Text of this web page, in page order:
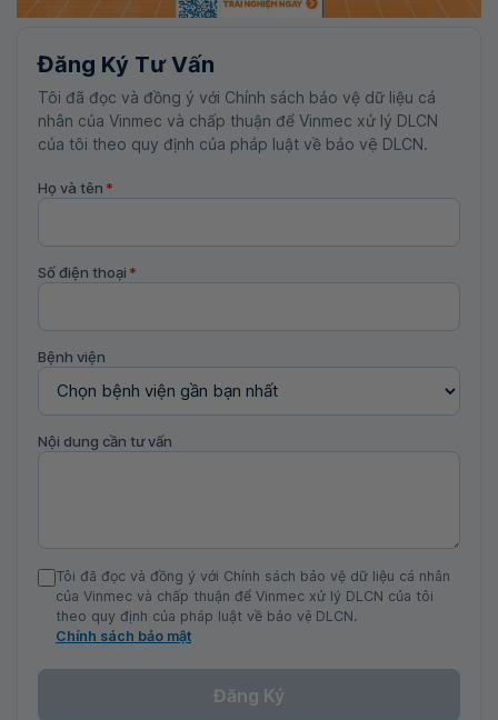
Đăng Ký Tư Vấn
Tôi đã đọc và đồng ý với Chính sách bảo vệ dữ liệu cá
nhân của Vinmec và chấp thuận để Vinmec xử lý DLCN
của tôi theo quy định của pháp luật về bảo vệ DLCN.
Họ và tên *
Số điện thoại *
Bệnh viện
Nội dung cần tư vấn
Tôi đã đọc và đồng ý với Chính sách bảo vệ dữ liệu cá nhân
của Vinmec và chấp thuận để Vinmec xử lý DLCN của tôi
theo quy định của pháp luật về bảo vệ DLCN.
Chính sách bảo mật
Đăng Ký